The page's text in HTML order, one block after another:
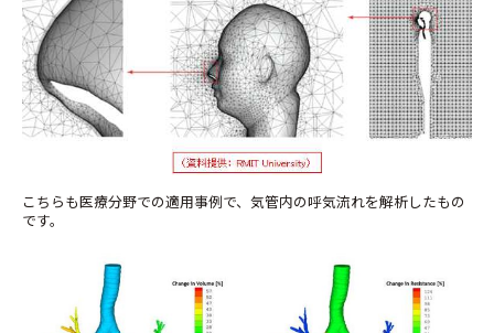
こちらも医療分野での適用事例で、気管内の呼気流れを解析したもの
です。